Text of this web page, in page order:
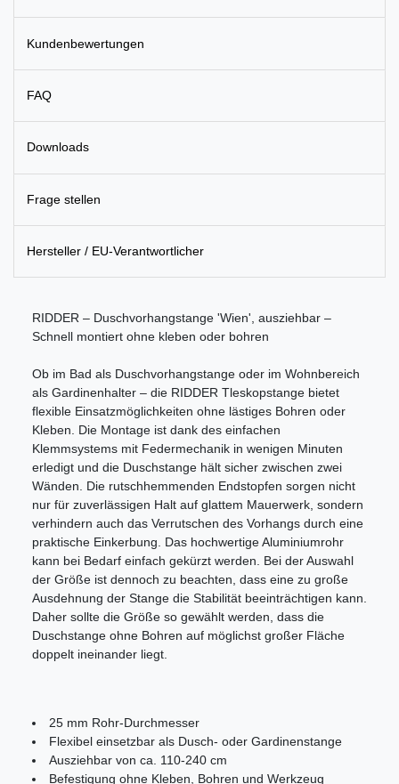
Kundenbewertungen
FAQ
Downloads
Frage stellen
Hersteller / EU-Verantwortlicher
RIDDER – Duschvorhangstange 'Wien', ausziehbar –
Schnell montiert ohne kleben oder bohren
Ob im Bad als Duschvorhangstange oder im Wohnbereich
als Gardinenhalter – die RIDDER Tleskopstange bietet
flexible Einsatzmöglichkeiten ohne lästiges Bohren oder
Kleben. Die Montage ist dank des einfachen
Klemmsystems mit Federmechanik in wenigen Minuten
erledigt und die Duschstange hält sicher zwischen zwei
Wänden. Die rutschhemmenden Endstopfen sorgen nicht
nur für zuverlässigen Halt auf glattem Mauerwerk, sondern
verhindern auch das Verrutschen des Vorhangs durch eine
praktische Einkerbung. Das hochwertige Aluminiumrohr
kann bei Bedarf einfach gekürzt werden. Bei der Auswahl
der Größe ist dennoch zu beachten, dass eine zu große
Ausdehnung der Stange die Stabilität beeinträchtigen kann.
Daher sollte die Größe so gewählt werden, dass die
Duschstange ohne Bohren auf möglichst großer Fläche
doppelt ineinander liegt.
25 mm Rohr-Durchmesser
Flexibel einsetzbar als Dusch- oder Gardinenstange
Ausziehbar von ca. 110-240 cm
Befestigung ohne Kleben, Bohren und Werkzeug